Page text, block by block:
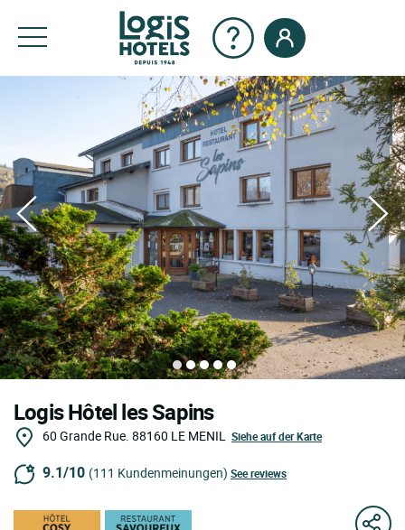
Logis Hôtel les Sapins
60 Grande Rue. 88160 LE MENIL Siehe auf der Karte
9.1/10 (111 Kundenmeinungen) See reviews